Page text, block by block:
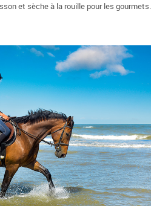
et sèche à la rouille pour les gourmets.